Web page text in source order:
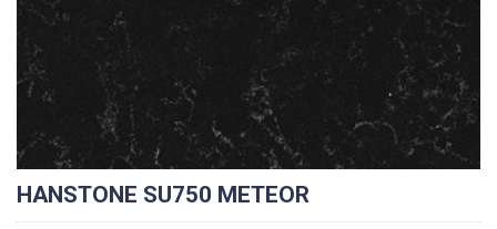
HANSTONE SU750 METEOR